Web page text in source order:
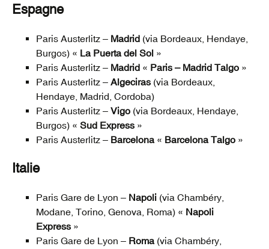
Espagne
Paris Austerlitz – Madrid (via Bordeaux, Hendaye,
Burgos) « La Puerta del Sol »
Paris Austerlitz – Madrid « Paris – Madrid Talgo »
Paris Austerlitz – Algeciras (via Bordeaux,
Hendaye, Madrid, Cordoba)
Paris Austerlitz – Vigo (via Bordeaux, Hendaye,
Burgos) « Sud Express »
Paris Austerlitz – Barcelona« Barcelona Talgo »
Italie
Paris Gare de Lyon – Napoli (via Chambéry,
Modane, Torino, Genova, Roma) « Napoli
Express »
Paris Gare de Lyon – Roma(via Chambéry,